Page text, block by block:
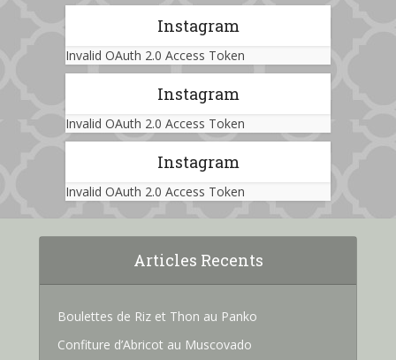
Instagram
Invalid OAuth 2.0 Access Token
Instagram
Invalid OAuth 2.0 Access Token
Instagram
Invalid OAuth 2.0 Access Token
Articles Recents
Boulettes de Riz et Thon au Panko
Confiture d’Abricot au Muscovado